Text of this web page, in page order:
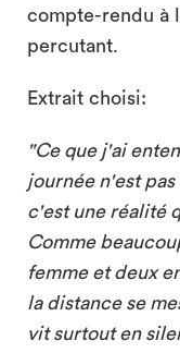
compte-rendu à
percutant.
Extrait choisi:
"Ce que j'ai
journée n'est
c'est une réalité
Comme
femme et deux
la distance se
vit surtout en